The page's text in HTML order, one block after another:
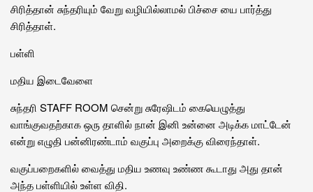
சிரித்தான் சுந்தரியும் வேறு வழியில்லாமல் பிச்சை யை பார்த்து
சிரித்தாள்.
பள்ளி
மதிய இடைவேளை
சுந்தரி STAFF ROOM சென்று சுரேஷிடம் கையெழுத்து
வாங்குவதற்காக ஒரு தாளில் நான் இனி உன்னை அடிக்க மாட்டேன்
என்று எழுதி பன்னிரண்டாம் வகுப்பு அறைக்கு விரைந்தாள்.
வகுப்பறைகளில் வைத்து மதிய உணவு உண்ண கூடாது அது தான்
அந்த பள்ளியில் உள்ள விதி.